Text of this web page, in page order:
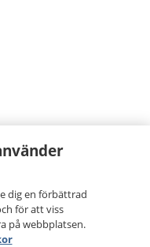
dig en förbättrad
för att viss
på webbplatsen.